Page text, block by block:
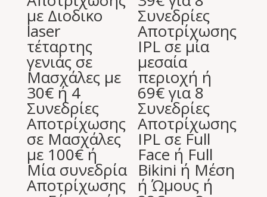
με Διοδικο
laser
τέταρτης
γενιάς σε
Μασχάλες με
30€ ή 4
Συνεδρίες
Αποτρίχωσης
σε Μασχάλες
με 100€ ή
Μία συνεδρία
Αποτρίχωσης
Συνεδρίες
Αποτρίχωσης
IPL σε μία
μεσαία
περιοχή ή
69€ για 8
Συνεδρίες
Αποτρίχωσης
IPL σε Full
Face ή Full
Bikini ή Μέση
ή Ώμους ή